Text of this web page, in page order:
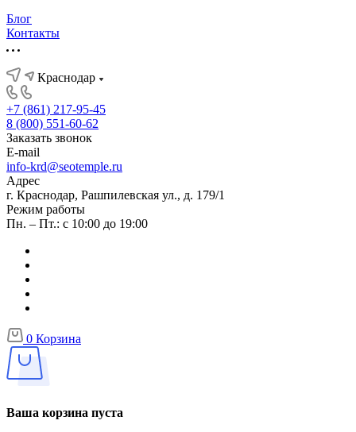
Блог
Контакты
Краснодар
+7 (861) 217-95-45
8 (800) 551-60-62
Заказать звонок
E-mail
info-krd@seotemple.ru
Адрес
г. Краснодар, Рашпилевская ул., д. 179/1
Режим работы
Пн. – Пт.: с 10:00 до 19:00
0 Корзина
Ваша корзина пуста